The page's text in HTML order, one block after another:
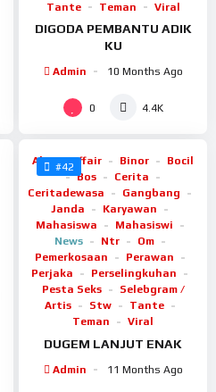
Tante
Teman Viral
DIGODA PEMBANTU ADIK
KU
Admin 10 Months Ago
0 4.4K
#42
Abg Affair Binor
Bocil
Bos
Cerita
Ceritadewasa
Gangbang
Janda
Karyawan
Mahasiswa
Mahasiswi
News
Ntr
Om
Pemerkosaan
Perawan
Perjaka
Perselingkuhan
Pesta Seks
Selebgram /
Artis
Stw
Tante
Teman
Viral
DUGEM LANJUT ENAK
Admin 11 Months Ago